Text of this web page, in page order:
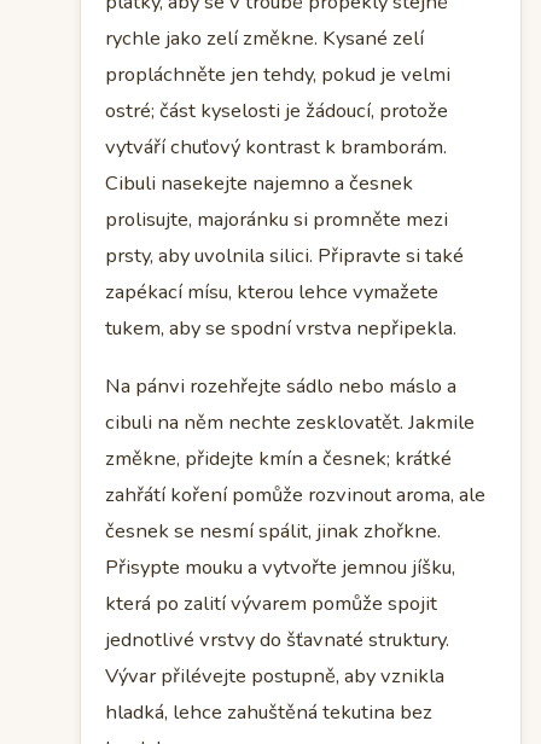
rychle jako zelí změkne. Kysané zelí
propláchněte jen tehdy, pokud je velmi
ostré; část kyselosti je žádoucí, protože
vytváří chuťový kontrast k bramborám.
Cibuli nasekejte najemno a česnek
prolisujte, majoránku si promněte mezi
prsty, aby uvolnila silici. Připravte si také
zapékací mísu, kterou lehce vymažete
tukem, aby se spodní vrstva nepřipekla.
Na pánvi rozehřejte sádlo nebo máslo a
cibuli na něm nechte zesklovatět. Jakmile
změkne, přidejte kmín a česnek; krátké
zahřátí koření pomůže rozvinout aroma, ale
česnek se nesmí spálit, jinak zhořkne.
Přisypte mouku a vytvořte jemnou jíšku,
která po zalití vývarem pomůže spojit
jednotlivé vrstvy do šťavnaté struktury.
Vývar přilévejte postupně, aby vznikla
hladká, lehce zahuštěná tekutina bez